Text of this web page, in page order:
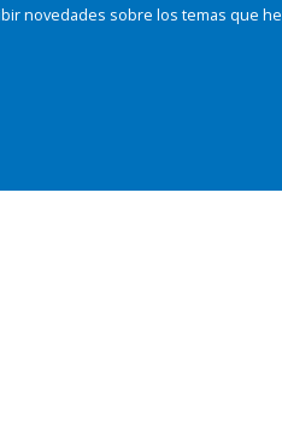
novedades sobre los temas que he